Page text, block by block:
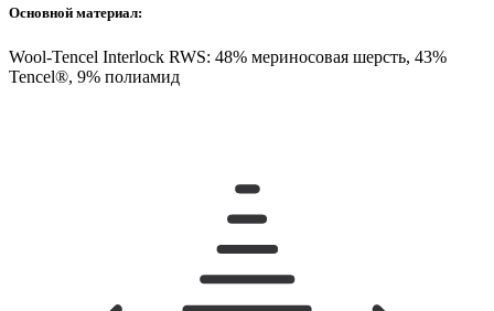
Основной материал:
Wool-Tencel Interlock RWS: 48% мериносовая шерсть, 43%
Tencel®, 9% полиамид